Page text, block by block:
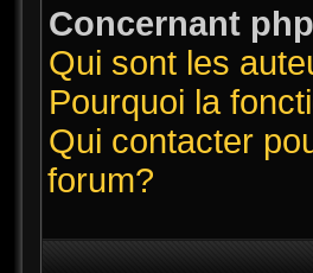
Concernant
Qui sont les
Pourquoi la
Qui contacter
forum?